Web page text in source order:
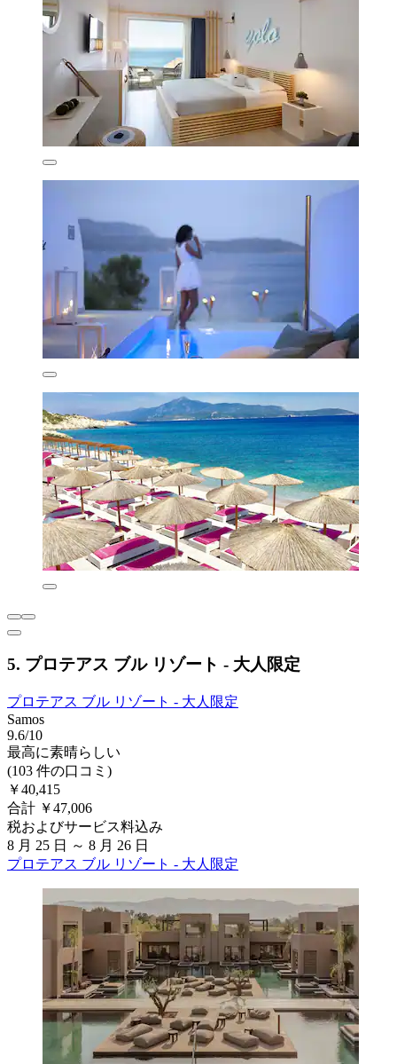
5. プロテアス ブル リゾート - 大人限定
プロテアス ブル リゾート - 大人限定
Samos
9.6/10
最高に素晴らしい
(103 件の口コミ)
￥40,415
合計 ￥47,006
税およびサービス料込み
8 月 25 日 ～ 8 月 26 日
プロテアス ブル リゾート - 大人限定